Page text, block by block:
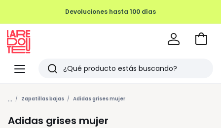
Menu
Redoute
Buscar
Últimos
artículos
vistos
Ir
... Zapatillas bajas Adidas grises mujer
Adidas grises mujer